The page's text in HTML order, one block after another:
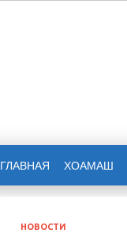
ГЛАВНАЯ ХОАМАШ
НОВОСТИ